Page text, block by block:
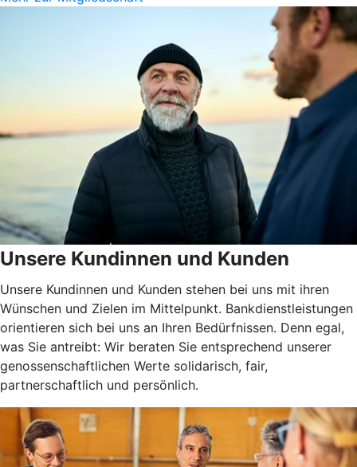
Unsere Kundinnen und Kunden
Unsere Kundinnen und Kunden stehen bei uns mit ihren
Wünschen und Zielen im Mittelpunkt. Bankdienstleistungen
orientieren sich bei uns an Ihren Bedürfnissen. Denn egal,
was Sie antreibt: Wir beraten Sie entsprechend unserer
genossenschaftlichen Werte solidarisch, fair,
partnerschaftlich und persönlich.